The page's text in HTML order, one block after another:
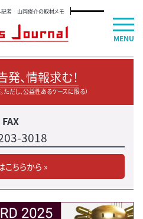
記者 山岡俊介の取材メモ
発、情報求む！
ただし、公益性あるケースに限る）
FAX
3018
こちらから »
MENU